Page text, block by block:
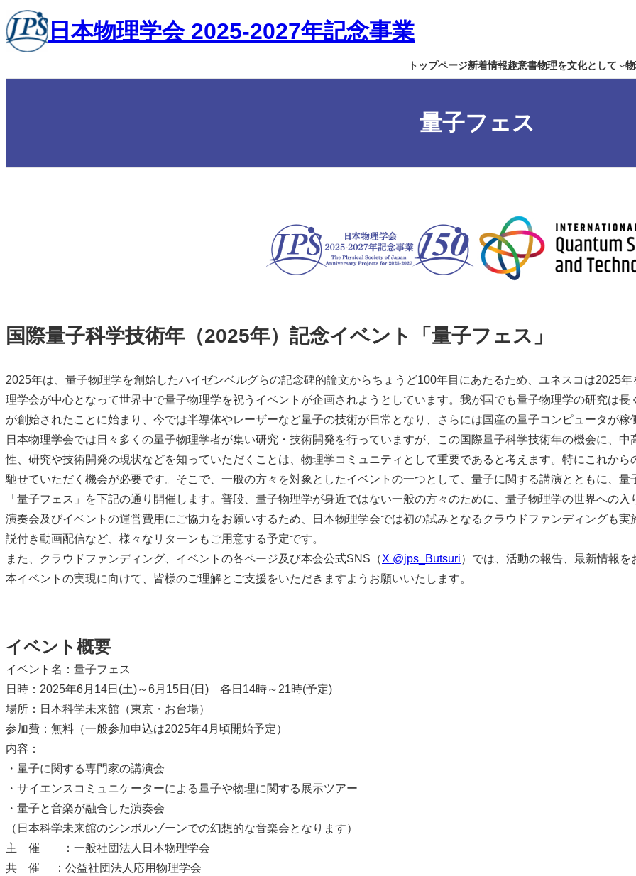
内
容
日本物理学会 2025-2027年記念事業
トップページ新着情報趣意書物理を文化として
量子フェス
国際量⼦科学技術年（2025年）記念イベント「量⼦フェス」
2025年は、量⼦物理学を創始したハイゼンベルグらの記念碑的論⽂からちょうど100年⽬にあたるため、ユネスコは2025年
理学会が中⼼となって世界中で量⼦物理学を祝うイベントが企画されようとしています。我が国でも量⼦物理学の研究は
が創始されたことに始まり、今では半導体やレーザーなど量⼦の技術が⽇常となり、さらには国産の量⼦コンピュータが稼
⽇本物理学会では⽇々多くの量⼦物理学者が集い研究・技術開発を⾏っていますが、この国際量⼦科学技術年の機会に、
性、研究や技術開発の現状などを知っていただくことは、物理学コミュニティとして重要であると考えます。特にこれか
馳せていただく機会が必要です。そこで、⼀般の⽅々を対象としたイベントの⼀つとして、量⼦に関する講演とともに、
「量⼦フェス」を下記の通り開催します。普段、量⼦物理学が⾝近ではない⼀般の⽅々のために、量⼦物理学の世界への⼊
演奏会及びイベントの運営費用にご協力をお願いするため、日本物理学会では初の試みとなるクラウドファンディングも
説付き動画配信など、様々なリターンもご用意する予定です。
また、クラウドファンディング、イベントの各ページ及び本会公式SNS（X @jps_Butsuri）では、活動の報告、最新情報を
本イベントの実現に向けて、皆様のご理解とご支援をいただきますようお願いいたします。
イベント概要
イベント名：量子フェス
日時：2025年6月14日(土)～6月15日(日) 各日14時～21時(予定)
場所：日本科学未来館（東京・お台場）
参加費：無料（一般参加申込は2025年4月頃開始予定）
内容：
・量子に関する専門家の講演会
・サイエンスコミュニケーターによる量子や物理に関する展示ツアー
・量子と音楽が融合した演奏会
（日本科学未来館のシンボルゾーンでの幻想的な音楽会となります）
主 催 ：一般社団法人日本物理学会
共 催 ：公益社団法人応用物理学会